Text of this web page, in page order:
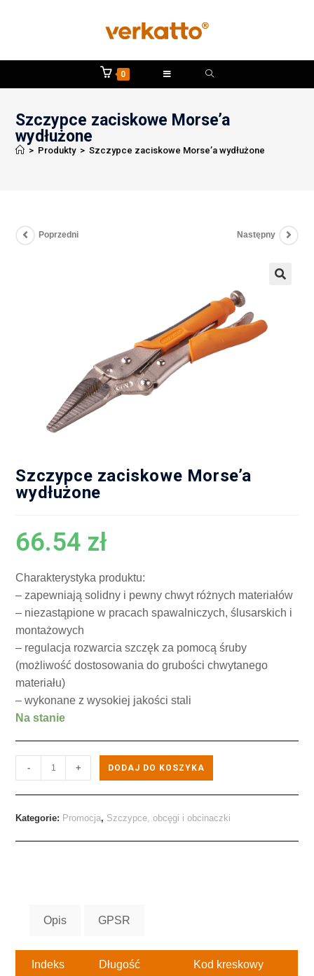
0
Szczypce zaciskowe Morse’a
wydłużone
> Produkty > Szczypce zaciskowe Morse’a wydłużone
Poprzedni Następny
Szczypce zaciskowe Morse’a
wydłużone
66.54 zł
Charakterystyka produktu:
– zapewniają solidny i pewny chwyt różnych materiałów
– niezastąpione w pracach spawalniczych, ślusarskich i
montażowych
– regulacja rozwarcia szczęk za pomocą śruby
(możliwość dostosowania do grubości chwytanego
materiału)
– wykonane z wysokiej jakości stali
Na stanie
- + DODAJ DO KOSZYKA
Kategorie: Promocja, Szczypce, obcęgi i obcinaczki
Opis GPSR
Indeks Długość Kod kreskowy